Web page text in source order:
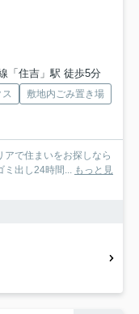
「住吉」駅 徒歩5分
ス
敷地内ごみ置き場
で住まいをお探しなら
ミ出し24時間... もっと見